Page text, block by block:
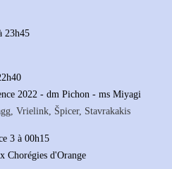
23h45
2022 - dm Pichon - ms Miyagi
Vrielink, Špicer, Stavrakakis
3 à 00h15
Chorégies d'Orange